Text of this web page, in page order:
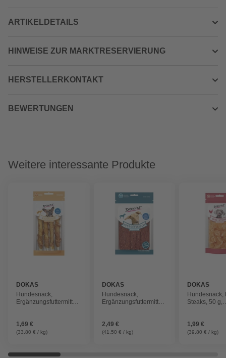
ARTIKELDETAILS
HINWEISE ZUR MARKTRESERVIERUNG
HERSTELLERKONTAKT
BEWERTUNGEN
Weitere interessante Produkte
DOKAS
Hundesnack,
Ergänzungsfuttermittel,
1,69 €
(33,80 € / kg)
DOKAS
Hundesnack,
Ergänzungsfuttermittel,
2,49 €
(41,50 € / kg)
DOKAS
Hundesnack,
Steaks, 50 g,
1,99 €
(39,80 € / kg)